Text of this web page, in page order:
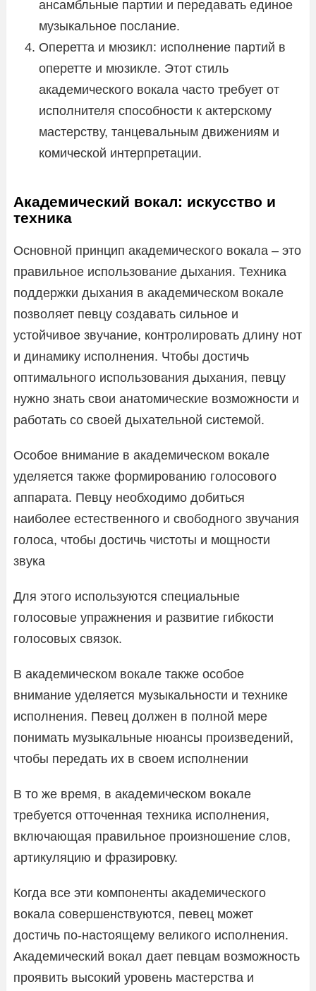
ансамбльные партии и передавать единое
музыкальное послание.
Оперетта и мюзикл: исполнение партий в
оперетте и мюзикле. Этот стиль
академического вокала часто требует от
исполнителя способности к актерскому
мастерству, танцевальным движениям и
комической интерпретации.
Академический вокал: искусство и
техника
Основной принцип академического вокала – это
правильное использование дыхания. Техника
поддержки дыхания в академическом вокале
позволяет певцу создавать сильное и
устойчивое звучание, контролировать длину нот
и динамику исполнения. Чтобы достичь
оптимального использования дыхания, певцу
нужно знать свои анатомические возможности и
работать со своей дыхательной системой.
Особое внимание в академическом вокале
уделяется также формированию голосового
аппарата. Певцу необходимо добиться
наиболее естественного и свободного звучания
голоса, чтобы достичь чистоты и мощности
звука
Для этого используются специальные
голосовые упражнения и развитие гибкости
голосовых связок.
В академическом вокале также особое
внимание уделяется музыкальности и технике
исполнения. Певец должен в полной мере
понимать музыкальные нюансы произведений,
чтобы передать их в своем исполнении
В то же время, в академическом вокале
требуется отточенная техника исполнения,
включающая правильное произношение слов,
артикуляцию и фразировку.
Когда все эти компоненты академического
вокала совершенствуются, певец может
достичь по-настоящему великого исполнения.
Академический вокал дает певцам возможность
проявить высокий уровень мастерства и